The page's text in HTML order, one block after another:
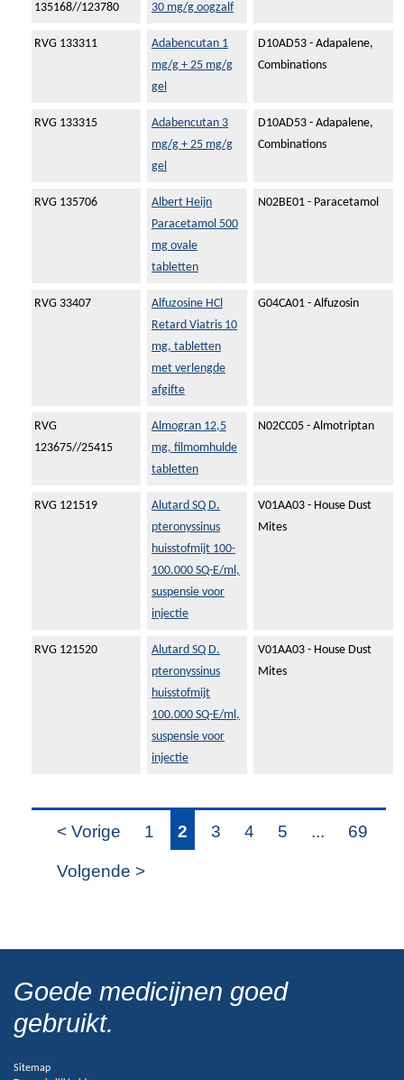
135168//123780
30 mg/g oogzalf
RVG 133311
Adabencutan 1
mg/g + 25 mg/g
gel
D10AD53 - Adapalene,
Combinations
RVG 133315
Adabencutan 3
mg/g + 25 mg/g
gel
D10AD53 - Adapalene,
Combinations
RVG 135706
Albert Heijn
Paracetamol 500
mg ovale
tabletten
N02BE01 - Paracetamol
RVG 33407
Alfuzosine HCl
Retard Viatris 10
mg, tabletten
met verlengde
afgifte
G04CA01 - Alfuzosin
RVG
123675//25415
Almogran 12,5
mg, filmomhulde
tabletten
N02CC05 - Almotriptan
RVG 121519
Alutard SQ D.
pteronyssinus
huisstofmijt 100-
100.000 SQ-E/ml,
suspensie voor
injectie
V01AA03 - House Dust
Mites
RVG 121520
Alutard SQ D.
pteronyssinus
huisstofmijt
100.000 SQ-E/ml,
suspensie voor
injectie
V01AA03 - House Dust
Mites
< Vorige 1 2 3 4 5 ... 69
Volgende >
Goede medicijnen goed
gebruikt.
Sitemap